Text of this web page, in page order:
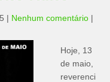
| Nenhum comentário |
Hoje, 13
de maio,
reverenci